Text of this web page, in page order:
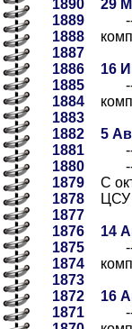
1890
1889
1888
1887
1886
1885
1884
1883
1882
1881
1880
1879
1878
1877
1876
1875
1874
1873
1872
1871
29
16
5
С
14
16